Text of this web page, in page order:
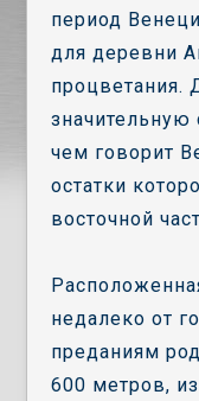
период
для деревни
процветания.
значительную
чем говорит
остатки
восточной
недалеко от
преданиям
600 метров,